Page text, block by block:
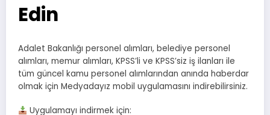
Edin
Adalet Bakanlığı personel alımları, belediye personel
alımları, memur alımları, KPSS’li ve KPSS’siz iş ilanları ile
tüm güncel kamu personel alımlarından anında haberdar
olmak için Medyadayız mobil uygulamasını indirebilirsiniz.
Uygulamayı indirmek için: